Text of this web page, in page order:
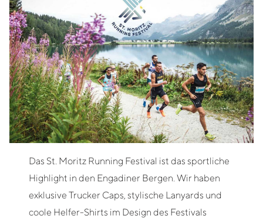
Das St. Moritz Running Festival ist das sportliche
Highlight in den Engadiner Bergen. Wir haben
exklusive Trucker Caps, stylische Lanyards und
coole Helfer-Shirts im Design des Festivals